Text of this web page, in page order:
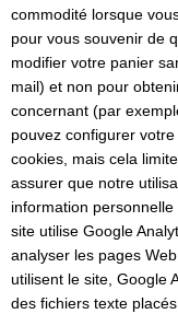
commodité lorsque
pour vous souvenir de
modifier votre panier
mail) et non pour
concernant (par
pouvez configurer votre
cookies, mais cela
assurer que notre
information
site utilise Google
analyser les pages
utilisent le site, Google
des fichiers texte